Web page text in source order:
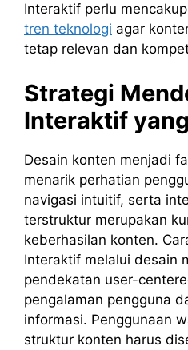
Interaktif perlu
tren teknologi agar
tetap relevan dan
Strategi
Interaktif
Desain konten menjadi
menarik perhatian
navigasi intuitif, serta
terstruktur merupakan
keberhasilan konten.
Interaktif melalui desain
pendekatan user-
pengalaman pengguna
informasi. Penggunaan
struktur konten harus